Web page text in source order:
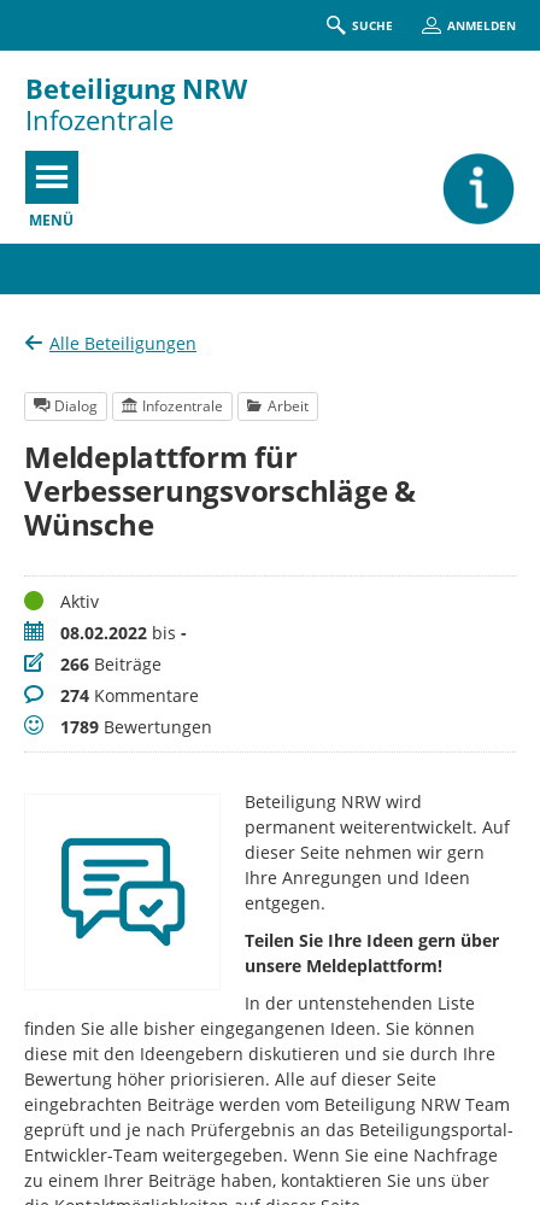
SUCHE ANMELDEN
Beteiligung NRW
Infozentrale
MENÜ
Alle Beteiligungen
Dialog Infozentrale Arbeit
Meldeplattform für
Verbesserungsvorschläge &
Wünsche
StatusAktiv
Zeitraum08.02.2022 bis -
Beiträge
266 Beiträge
Kommentare
274 Kommentare
Bewertungen
1789 Bewertungen
Beteiligung NRW wird
permanent weiterentwickelt. Auf
dieser Seite nehmen wir gern
Ihre Anregungen und Ideen
entgegen.
Teilen Sie Ihre Ideen gern über
unsere Meldeplattform!
In der untenstehenden Liste
finden Sie alle bisher eingegangenen Ideen. Sie können
diese mit den Ideengebern diskutieren und sie durch Ihre
Bewertung höher priorisieren. Alle auf dieser Seite
eingebrachten Beiträge werden vom Beteiligung NRW Team
geprüft und je nach Prüfergebnis an das Beteiligungsportal-
Entwickler-Team weitergegeben. Wenn Sie eine Nachfrage
zu einem Ihrer Beiträge haben, kontaktieren Sie uns über